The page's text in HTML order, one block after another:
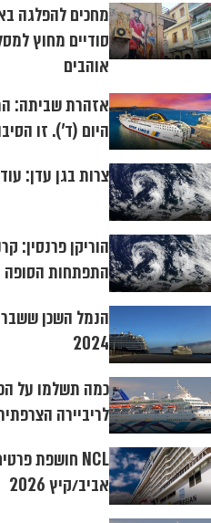
מחכים להפלגה
סודיים מחוץ
אוהבים
אזהרת שביתה:
היום (ד'). זו
צרות בגן עדן:
הוריקן פרנסין:
התפתחות הסופה
הנמל השכן
2024
כמה תשלמו על
לריביירה
אביב/קיץ 2026